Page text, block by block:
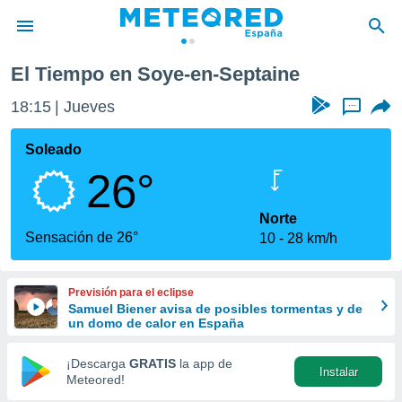
de
por
que se
calidad.
a este
las
y
forma
digital
basada
El Tiempo en Soye-en-Septaine
18:15 Jueves ...
Soleado
26°
Sensación de 26°
Norte
10
28 km/h
Previsión para el eclipse
Samuel Biener avisa de posibles tormentas y de
un domo de calor en España
¡Descarga GRATIS la app de
Meteored!
Instalar